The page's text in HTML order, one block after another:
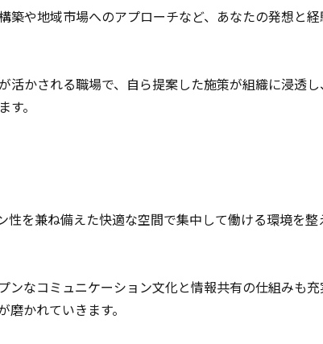
や地域市場へのアプローチなど、あなたの発想と経
かされる職場で、自ら提案した施策が組織に浸透
。
を兼ね備えた快適な空間で集中して働ける環境を整
なコミュニケーション文化と情報共有の仕組みも充
かれていきます。